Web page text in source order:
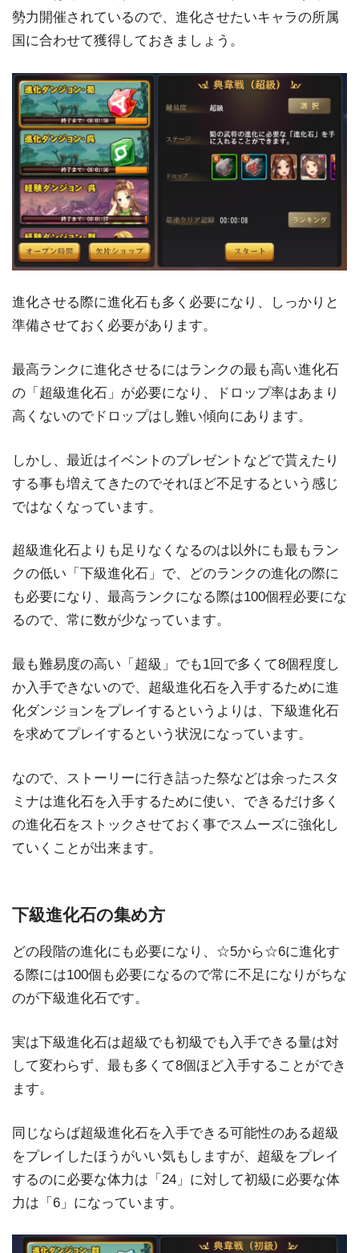
勢力開催されているので、進化させたいキャラの所属
国に合わせて獲得しておきましょう。
進化させる際に進化石も多く必要になり、しっかりと
準備させておく必要があります。
最高ランクに進化させるにはランクの最も高い進化石
の「超級進化石」が必要になり、ドロップ率はあまり
高くないのでドロップはし難い傾向にあります。
しかし、最近はイベントのプレゼントなどで貰えたり
する事も増えてきたのでそれほど不足するという感じ
ではなくなっています。
超級進化石よりも足りなくなるのは以外にも最もラン
クの低い「下級進化石」で、どのランクの進化の際に
も必要になり、最高ランクになる際は100個程必要にな
るので、常に数が少なっています。
最も難易度の高い「超級」でも1回で多くて8個程度し
か入手できないので、超級進化石を入手するために進
化ダンジョンをプレイするというよりは、下級進化石
を求めてプレイするという状況になっています。
なので、ストーリーに行き詰った祭などは余ったスタ
ミナは進化石を入手するために使い、できるだけ多く
の進化石をストックさせておく事でスムーズに強化し
ていくことが出来ます。
下級進化石の集め方
どの段階の進化にも必要になり、☆5から☆6に進化す
る際には100個も必要になるので常に不足になりがちな
のが下級進化石です。
実は下級進化石は超級でも初級でも入手できる量は対
して変わらず、最も多くて8個ほど入手することができ
ます。
同じならば超級進化石を入手できる可能性のある超級
をプレイしたほうがいい気もしますが、超級をプレイ
するのに必要な体力は「24」に対して初級に必要な体
力は「6」になっています。